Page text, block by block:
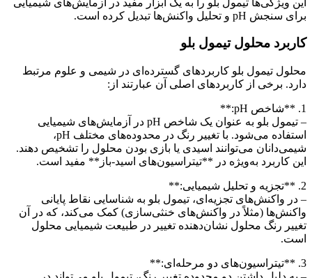
این ویژگی‌ها تیمول بلو را به یک ابزار مفید در آزمایش‌های شیمیایی
برای سنجش pH و تحلیل واکنش‌ها تبدیل کرده است.
کاربرد محلول تیمول بلو
محلول تیمول بلو کاربردهای گسترده‌ای در شیمی و علوم مرتبط
دارد. برخی از کاربردهای اصلی آن عبارتند از:
1. **شاخص pH:**
– تیمول بلو به عنوان یک شاخص pH در آزمایش‌های شیمیایی
استفاده می‌شود. با تغییر رنگ در محدوده‌های مختلف pH،
شیمی‌دانان می‌توانند اسیدی یا بازی بودن محلول را تشخیص دهند.
این کاربرد به‌ویژه در **تیتراسیون‌های اسید-باز** مفید است.
2. **تجزیه و تحلیل شیمیایی:**
– در واکنش‌های تجزیه‌ای، تیمول بلو به شناسایی نقاط پایانی
واکنش‌ها (مثلاً در واکنش‌های خنثی‌سازی) کمک می‌کند، که در آن
تغییر رنگ محلول نشان‌دهنده تغییر در طبیعت شیمیایی محلول
است.
3. **تیتراسیون‌های دو مرحله‌ای:**